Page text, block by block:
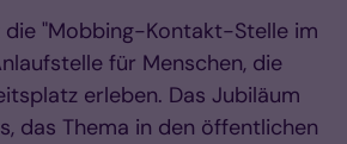
die "Mobbing-Kontakt-Stelle im
für Menschen, die
erleben. Das Jubiläum
das Thema in den öffentlichen